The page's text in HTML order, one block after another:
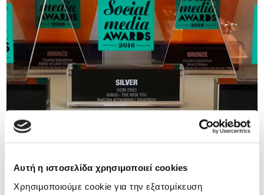
Αυτή η ιστοσελίδα χρησιμοποιεί cookies
Χρησιμοποιούμε cookie για την εξατομίκευση
22/11/2016
Νέες διακρίσεις στα Social Media Awards